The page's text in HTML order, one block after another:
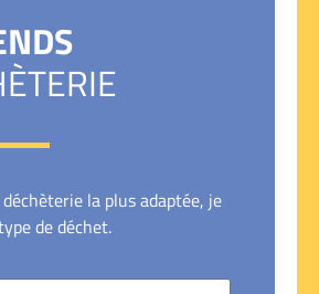
la plus adaptée, je
de déchet.